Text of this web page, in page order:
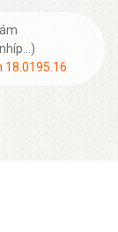
18.0195.16